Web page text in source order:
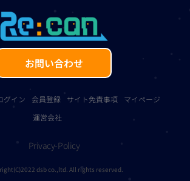
お問い合わせ
グイン 会員登録 サイト免責事項
マイページ
運営会社
Privacy-Policy
dsb co.,ltd. All rights reserved.